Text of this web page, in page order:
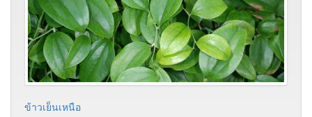
ข้าวเย็นเหนือ